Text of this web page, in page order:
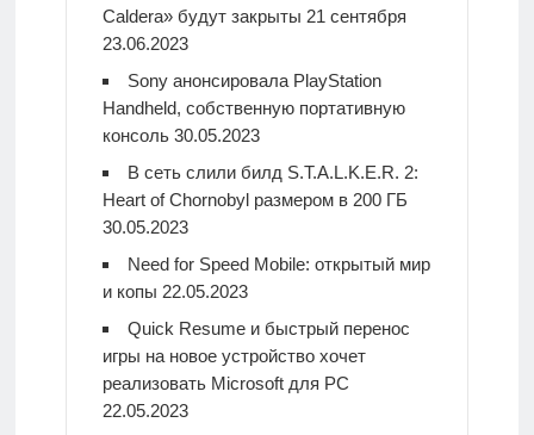
Caldera» будут закрыты 21 сентября
23.06.2023
Sony анонсировала PlayStation
Handheld, собственную портативную
консоль 30.05.2023
В сеть слили билд S.T.A.L.K.E.R. 2:
Heart of Chornobyl размером в 200 ГБ
30.05.2023
Need for Speed Mobile: открытый мир
и копы 22.05.2023
Quick Resume и быстрый перенос
игры на новое устройство хочет
реализовать Microsoft для PC
22.05.2023